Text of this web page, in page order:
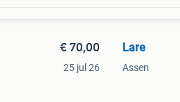
€ 70,00
25 jul 26
Lare
Assen